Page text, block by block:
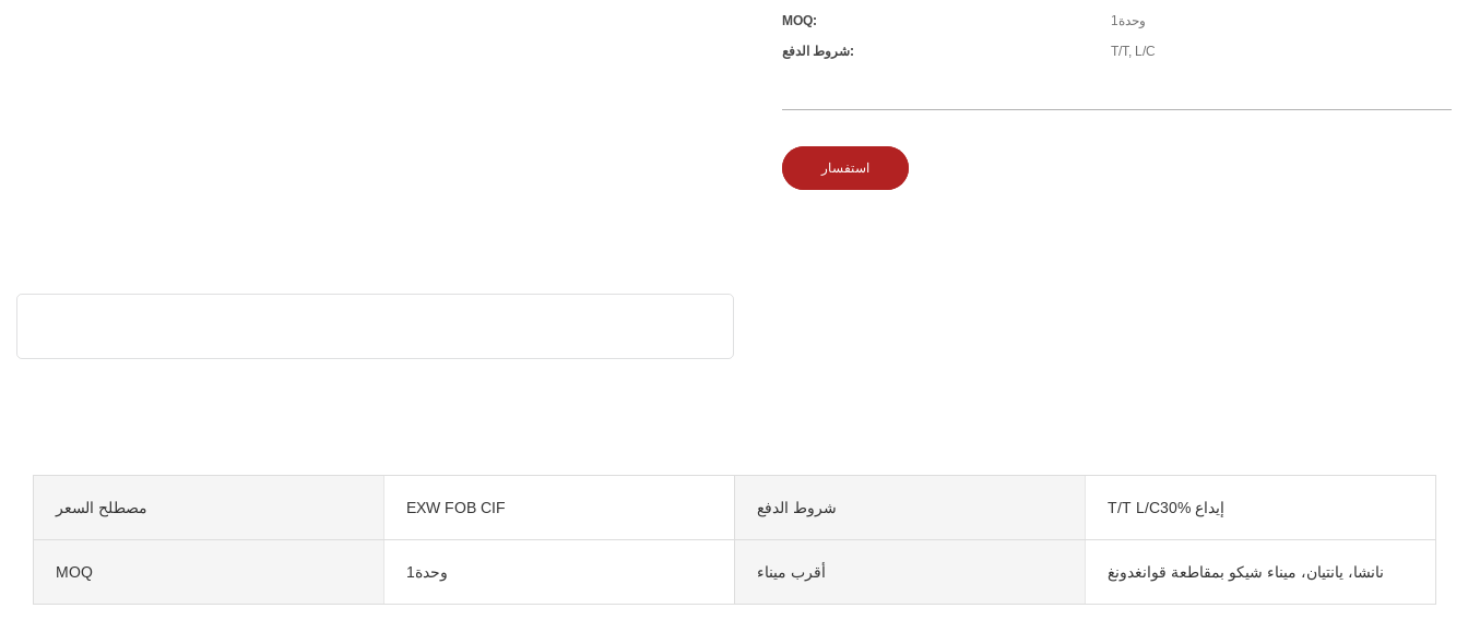
MOQ:
وحدة1
شروط الدفع:
T/T, L/C
استفسار
مصطلح السعر EXW FOB CIF شروط الدفع T/T L/C30% إيداع
MOQ وحدة1 أقرب ميناء نانشا، يانتيان، ميناء شيكو بمقاطعة قوانغدونغ